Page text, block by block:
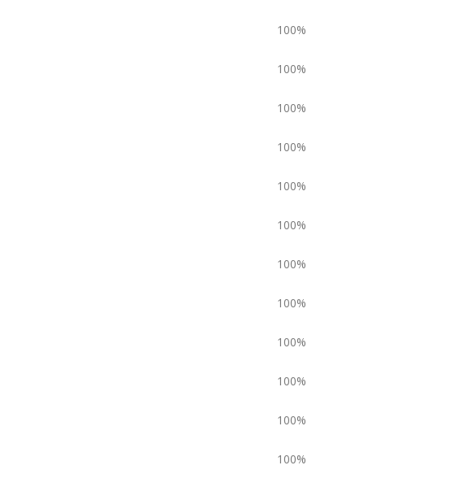
100%
100%
100%
100%
100%
100%
100%
100%
100%
100%
100%
100%